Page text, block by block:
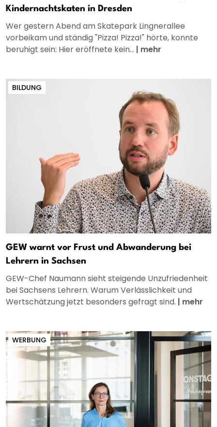
Kindernachtskaten in Dresden
Wer gestern Abend am Skatepark Lingnerallee
vorbeikam und ständig "Pizza! Pizza!" hörte, konnte
beruhigt sein: Hier eröffnete kein... | mehr
BILDUNG
GEW warnt vor Frust und Abwanderung bei
Lehrern in Sachsen
GEW-Chef Naumann sieht steigende Unzufriedenheit
bei Sachsens Lehrern. Warum Verlässlichkeit und
Wertschätzung jetzt besonders gefragt sind. | mehr
WERBUNG